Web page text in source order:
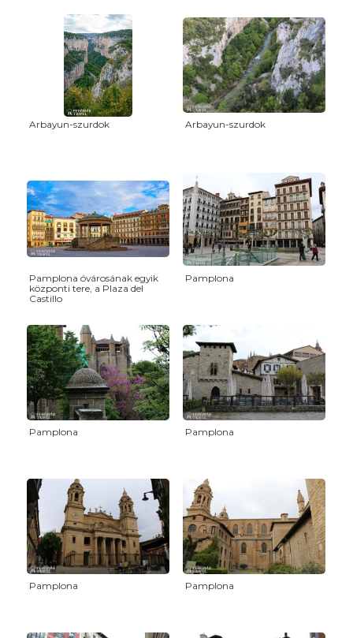
Arbayun-szurdok Arbayun-szurdok
Pamplona óvárosának egyik
központi tere, a Plaza del
Castillo
Pamplona
Pamplona Pamplona
Pamplona Pamplona